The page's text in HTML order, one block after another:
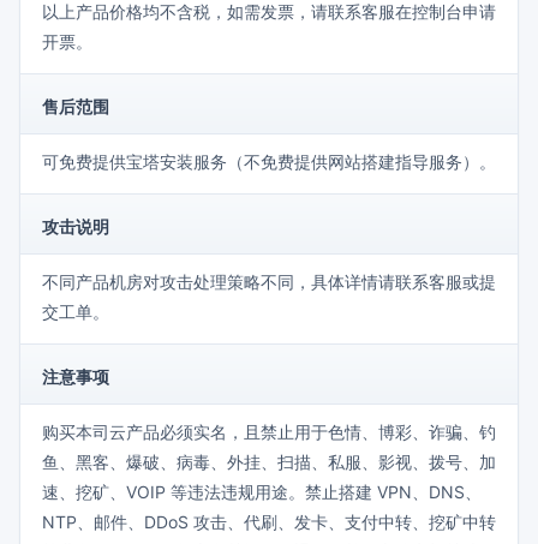
以上产品价格均不含税，如需发票，请联系客服在控制台申请
开票。
售后范围
可免费提供宝塔安装服务（不免费提供网站搭建指导服务）。
攻击说明
不同产品机房对攻击处理策略不同，具体详情请联系客服或提
交工单。
注意事项
购买本司云产品必须实名，且禁止用于色情、博彩、诈骗、钓
鱼、黑客、爆破、病毒、外挂、扫描、私服、影视、拨号、加
速、挖矿、VOIP 等违法违规用途。禁止搭建 VPN、DNS、
NTP、邮件、DDoS 攻击、代刷、发卡、支付中转、挖矿中转